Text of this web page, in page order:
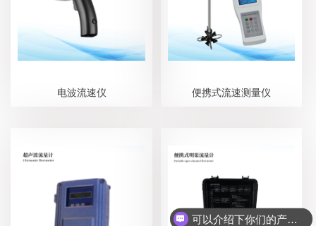
电波流速仪 便携式流速测量仪
可以介绍下你们的产品么？